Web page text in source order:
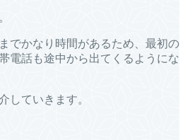
でかなり時間があるため、最初の
電話も途中から出てくるようにな
していきます。